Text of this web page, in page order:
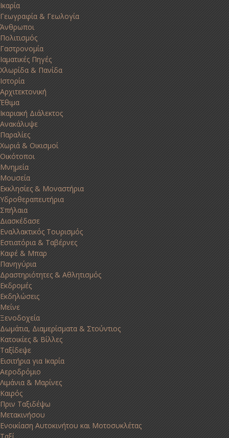
Ικαρία
Γεωγραφία & Γεωλογία
Άνθρωποι
Πολιτισμός
Γαστρονομία
Ιαματικές Πηγές
Χλωρίδα & Πανίδα
Ιστορία
Αρχιτεκτονική
Έθιμα
Ικαριακή Διάλεκτος
Ανακάλυψε
Παραλίες
Χωριά & Οικισμοί
Οικότοποι
Μνημεία
Μουσεία
Εκκλησίες & Μοναστήρια
Υδροθεραπευτήρια
Σπήλαια
Διασκέδασε
Εναλλακτικός Τουρισμός
Εστιατόρια & Ταβέρνες
Καφέ & Μπαρ
Πανηγύρια
Δραστηριότητες & Αθλητισμός
Εκδρομές
Εκδηλώσεις
Μείνε
Ξενοδοχεία
Δωμάτια, Διαμερίσματα & Στούντιος
Κατοικίες & Βίλλες
Ταξίδεψε
Εισιτήρια για Ικαρία
Αεροδρόμιο
Λιμάνια & Μαρίνες
Καιρός
Πριν Ταξιδέψω
Μετακινήσου
Ενοικίαση Αυτοκινήτου και Μοτοσυκλέτας